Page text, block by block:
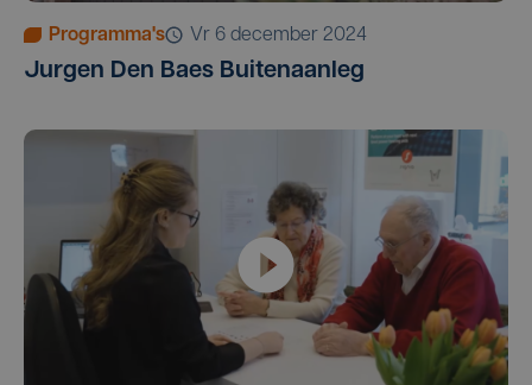
Programma's vr 6 december 2024
Jurgen Den Baes Buitenaanleg